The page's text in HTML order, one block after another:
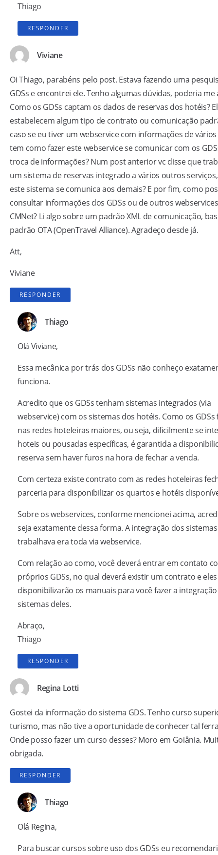
Thiago
RESPONDER
Viviane
Oi Thiago, parabéns pelo post. Estava fazendo uma
GDSs e encontrei ele. Tenho algumas dúvidas, poderia me
Como os GDSs captam os dados de reservas dos hotéis?
estabelecem algum tipo de contrato ou comunicação
caso se eu tiver um webservice com informações de
tem como fazer este webservice se comunicar com os
troca de informações? Num post anterior vc disse que
um sistema de reservas integrado a vários outros
este sistema se comunica aos demais? E por fim, como
consultar informações dos GDSs ou de outros
CMNet? Li algo sobre um padrão XML de comunicação,
padrão OTA (OpenTravel Alliance). Agradeço desde já.
Att,
Viviane
RESPONDER
Thiago
Olá Viviane,
Essa mecânica por trás dos GDSs não conheço
funciona.
Acredito que os GDSs tenham sistemas integrados (via
webservice) com os sistemas dos hotéis. Como os GDSs
nas redes hoteleiras maiores, ou seja, dificilmente se
hoteis ou pousadas específicas, é garantida a
reserva sem haver furos na hora de fechar a venda.
Com certeza existe contrato com as redes hoteleiras
parceria para disponibilizar os quartos e hotéis
Sobre os webservices, conforme mencionei acima,
seja exatamente dessa forma. A integração dos
trabalhava era toda via webservice.
Com relação ao como, você deverá entrar em contato
próprios GDSs, no qual deverá existir um contrato e eles
disponibilizarão os manuais para você fazer a
sistemas deles.
Abraço,
Thiago
RESPONDER
Regina Lotti
Gostei da informação do sistema GDS. Tenho curso
turismo, mas não tive a oportunidade de conhecer tal
Onde posso fazer um curso desses? Moro em Goiânia.
obrigada.
RESPONDER
Thiago
Olá Regina,
Para buscar cursos sobre uso dos GDSs eu